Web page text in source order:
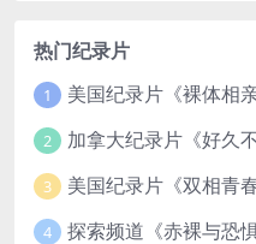
热门纪录片
1
2
3
4